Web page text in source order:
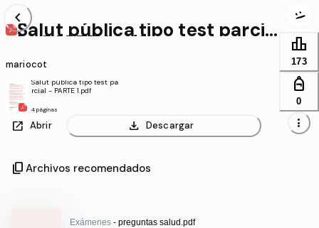
chevron_left
Salut pública tipo test parcia
l - PARTE 1.pdf
mariocot
Salut pública tipo test pa
rcial - PARTE 1.pdf
4 páginas
open_in_new Abrir download Descargar
leaderboard
173
personal_bag
0
more_vert
content_copy Archivos recomendados
Exámenes - preguntas salud.pdf